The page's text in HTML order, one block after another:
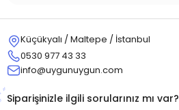
Küçükyalı / Maltepe / İstanbul
0530 977 43 33
info@uygunuygun.com
Siparişinizle ilgili sorularınız mı var?